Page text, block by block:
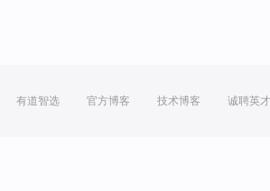
有道智选 官方博客 技术博客 诚聘英才